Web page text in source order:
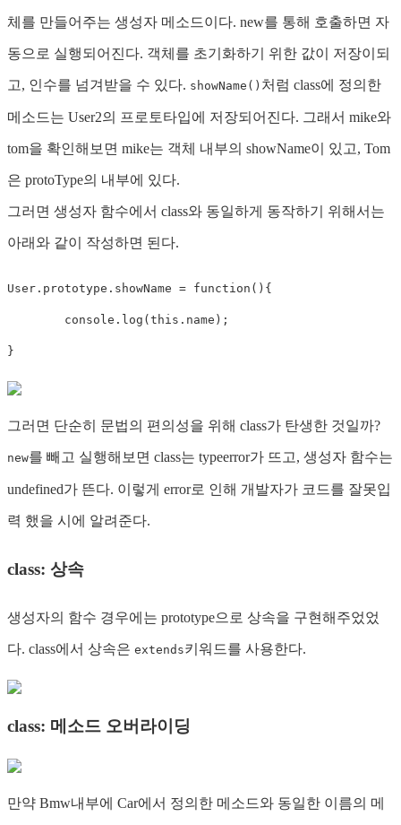
체를 만들어주는 생성자 메소드이다. new를 통해 호출하면 자
동으로 실행되어진다. 객체를 초기화하기 위한 값이 저장이되
고, 인수를 넘겨받을 수 있다. showName() 처럼 class에 정의한
메소드는 User2의 프로토타입에 저장되어진다. 그래서 mike와
tom을 확인해보면 mike는 객체 내부의 showName이 있고, Tom
은 protoType의 내부에 있다.
그러면 생성자 함수에서 class와 동일하게 동작하기 위해서는
아래와 같이 작성하면 된다.
User . prototype . showName = function ( ) {
	console
. log ( this . name ) ;
}
그러면 단순히 문법의 편의성을 위해 class가 탄생한 것일까?
new를 빼고 실행해보면 class는 typeerror가 뜨고, 생성자 함수는
undefined가 뜬다. 이렇게 error로 인해 개발자가 코드를 잘못입
력 했을 시에 알려준다.
class: 상속
생성자의 함수 경우에는 prototype으로 상속을 구현해주었었
다. class에서 상속은 extends키워드를 사용한다.
class: 메소드 오버라이딩
만약 Bmw내부에 Car에서 정의한 메소드와 동일한 이름의 메